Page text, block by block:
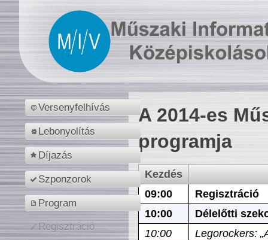
Versenyfelhívás
Lebonyolítás
Díjazás
Szponzorok
Program
Regisztráció
A 2014-es
programja
Kezdés
09:00
Regisztráció
10:00
Délelőtti
10:00
Legorockers: